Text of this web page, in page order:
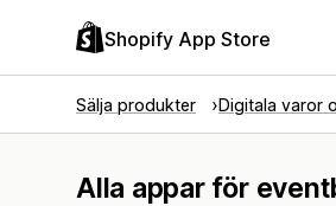
Shopify App Store
Sälja produkter Digitala varor
Alla appar för